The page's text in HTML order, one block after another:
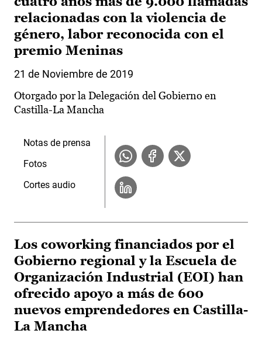
relacionadas con la violencia de
género, labor reconocida con el
premio Meninas
21 de Noviembre de 2019
Otorgado por la Delegación del Gobierno en
Castilla-La Mancha
Notas de prensa
Fotos
Cortes audio
Los coworking financiados por el
Gobierno regional y la Escuela de
Organización Industrial (EOI) han
ofrecido apoyo a más de 600
nuevos emprendedores en Castilla-
La Mancha